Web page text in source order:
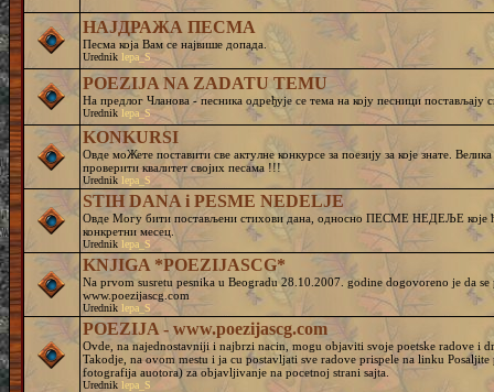
НАЈДРАЖА ПЕСМА
Песма која Вам се највише допада.
Urednik lepa_S
POEZIJA NA ZADATU TEMU
На предлог Чланова - песника одређује се тема на коју песници
Urednik lepa_S
KONKURSI
Овде моЖете поставити све актулне конкурсе за поезију за које знате.
проверити квалитет својих песама !!!
Urednik lepa_S
STIH DANA i PESME NEDELJE
Овде Могу бити постављени стихови дана, односно ПЕСМЕ НЕДЕЉЕ које
конкретни месец.
Urednik lepa_S
KNJIGA *POEZIJASCG*
Na prvom susretu pesnika u Beogradu 28.10.2007. godine dogovoreno je da
www.poezijascg.com
Urednik lepa_S
POEZIJA - www.poezijascg.com
Ovde, na najednostavniji i najbrzi nacin, mogu objaviti svoje poetske radove i
Takodje, na ovom mestu i ja cu postavljati sve radove prispele na linku
fotografija auotora) za objavljivanje na pocetnoj strani sajta.
Urednik lepa_S